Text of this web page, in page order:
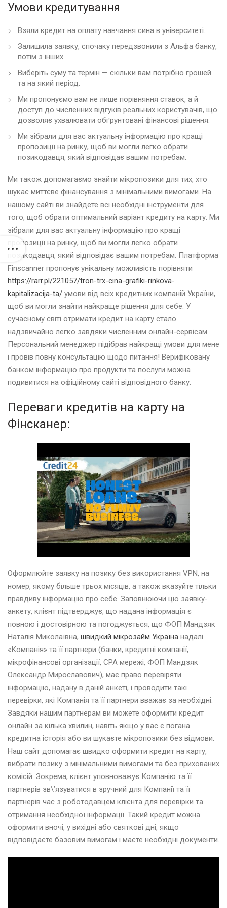
Умови кредитування
Взяли кредит на оплату навчання сина в університеті.
Залишила заявку, спочаку передзвонили з Альфа банку,
потім з інших.
Виберіть суму та термін — скільки вам потрібно грошей
та на який період.
Ми пропонуємо вам не лише порівняння ставок, а й
доступ до численних відгуків реальних користувачів, що
дозволяє ухвалювати обґрунтовані фінансові рішення.
Ми зібрали для вас актуальну інформацію про кращі
пропозиції на ринку, щоб ви могли легко обрати
позикодавця, який відповідає вашим потребам.
Ми також допомагаємо знайти мікропозики для тих, хто
шукає миттєве фінансування з мінімальними вимогами. На
нашому сайті ви знайдете всі необхідні інструменти для
того, щоб обрати оптимальний варіант кредиту на карту. Ми
зібрали для вас актуальну інформацію про кращі
пропозиції на ринку, щоб ви могли легко обрати
позикодавця, який відповідає вашим потребам. Платформа
Finscanner пропонує унікальну можливість порівняти
https://rarr.pl/221057/tron-trx-cina-grafiki-rinkova-
kapitalizacija-ta/ умови від всіх кредитних компаній України,
щоб ви могли знайти найкраще рішення для себе. У
сучасному світі отримати кредит на карту стало
надзвичайно легко завдяки численним онлайн-сервісам.
Персональний менеджер підібрав найкращі умови для мене
і провів повну консультацію щодо питання! Верифіковану
банком інформацію про продукти та послуги можна
подивитися на офіційному сайті відповідного банку.
Переваги кредитів на карту на
Фінсканер:
Оформлюйте заявку на позику без використання VPN, на
номер, якому більше трьох місяців, а також вказуйте тільки
правдиву інформацію про себе. Заповнюючи цю заявку-
анкету, клієнт підтверджує, що надана інформація є
повною і достовірною та погоджується, що ФОП Мандзяк
Наталія Миколаївна, швидкий мікрозайм Україна надалі
«Компанія» та її партнери (банки, кредитні компанії,
мікрофінансові організації, CPA мережі, ФОП Мандзяк
Олександр Мирославович), має право перевіряти
інформацію, надану в даній анкеті, і проводити такі
перевірки, які Компанія та її партнери вважає за необхідні.
Завдяки нашим партнерам ви можете оформити кредит
онлайн за кілька хвилин, навіть якщо у вас є погана
кредитна історія або ви шукаєте мікропозики без відмови.
Наш сайт допомагає швидко оформити кредит на карту,
вибрати позику з мінімальними вимогами та без прихованих
комісій. Зокрема, клієнт уповноважує Компанію та її
партнерів зв\’язуватися в зручний для Компанії та її
партнерів час з роботодавцем клієнта для перевірки та
отримання необхідної інформації. Такий кредит можна
оформити вночі, у вихідні або святкові дні, якщо
відповідаєте базовим вимогам і маєте необхідні документи.